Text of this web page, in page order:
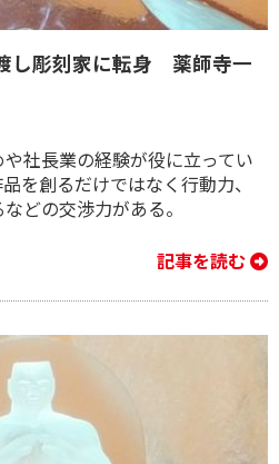
し彫刻家に転身 薬師寺一
社長業の経験が役に立ってい
を創るだけではなく行動力、
どの交渉力がある。
記事を読む